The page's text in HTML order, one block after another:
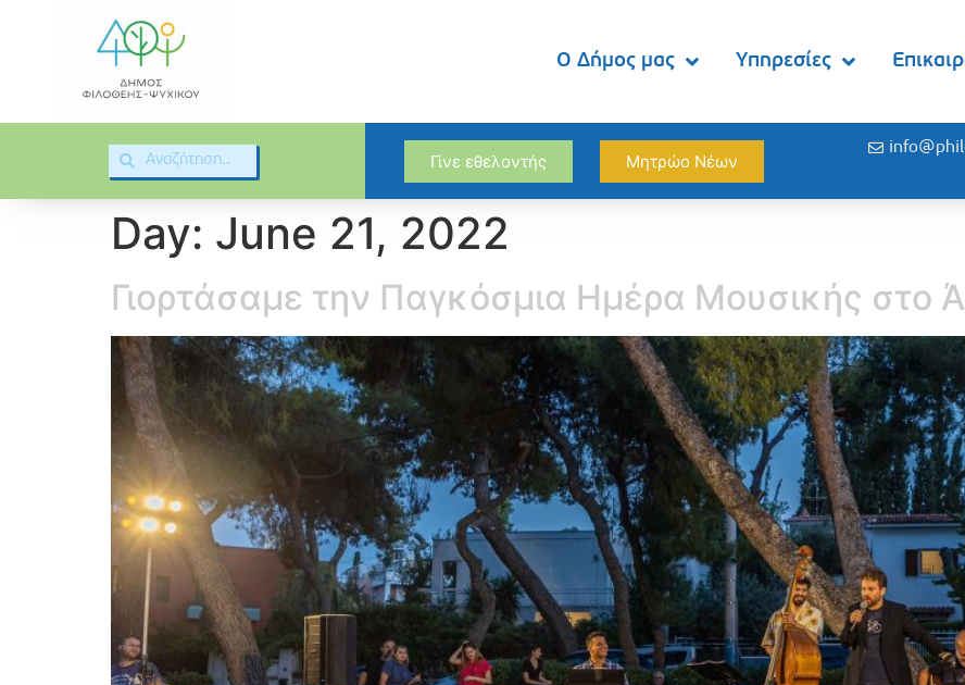
Ο Δήμος μας Υπηρεσίες
Γίνε εθελοντής Μητρώο Νέων
Day: June 21, 2022
Γιορτάσαμε την Παγκόσμια Ημέρα Μουσικής στο